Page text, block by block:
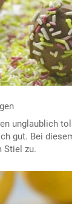
unglaublich
gut. Bei
Stiel zu.